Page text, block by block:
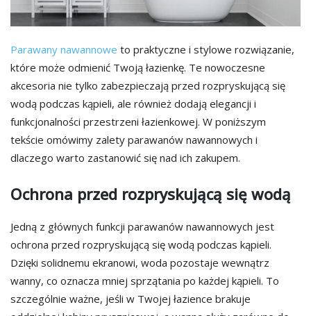
Parawany nawannowe to praktyczne i stylowe rozwiązanie,
które może odmienić Twoją łazienkę. Te nowoczesne
akcesoria nie tylko zabezpieczają przed rozpryskującą się
wodą podczas kąpieli, ale również dodają elegancji i
funkcjonalności przestrzeni łazienkowej. W poniższym
tekście omówimy zalety parawanów nawannowych i
dlaczego warto zastanowić się nad ich zakupem.
Ochrona przed rozpryskującą się wodą
Jedną z głównych funkcji parawanów nawannowych jest
ochrona przed rozpryskującą się wodą podczas kąpieli.
Dzięki solidnemu ekranowi, woda pozostaje wewnątrz
wanny, co oznacza mniej sprzątania po każdej kąpieli. To
szczególnie ważne, jeśli w Twojej łazience brakuje